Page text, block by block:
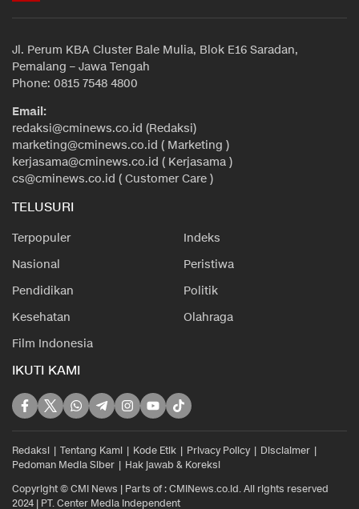
Jl. Perum KBA Cluster Bale Mulia, Blok E16 Saradan,
Pemalang – Jawa Tengah
Phone: 0815 7548 4800
Email:
redaksi@cminews.co.id (Redaksi)
marketing@cminews.co.id ( Marketing )
kerjasama@cminews.co.id ( Kerjasama )
cs@cminews.co.id ( Customer Care )
TELUSURI
Terpopuler
Indeks
Nasional
Peristiwa
Pendidikan
Politik
Kesehatan
Olahraga
Film Indonesia
IKUTI KAMI
Redaksi Tentang Kami Kode Etik Privacy Policy
Disclaimer
Pedoman Media Siber
Hak jawab & Koreksi
Copyright © CMI News | Parts of : CMINews.co.id. All rights reserved
2024 | PT. Center Media Independent